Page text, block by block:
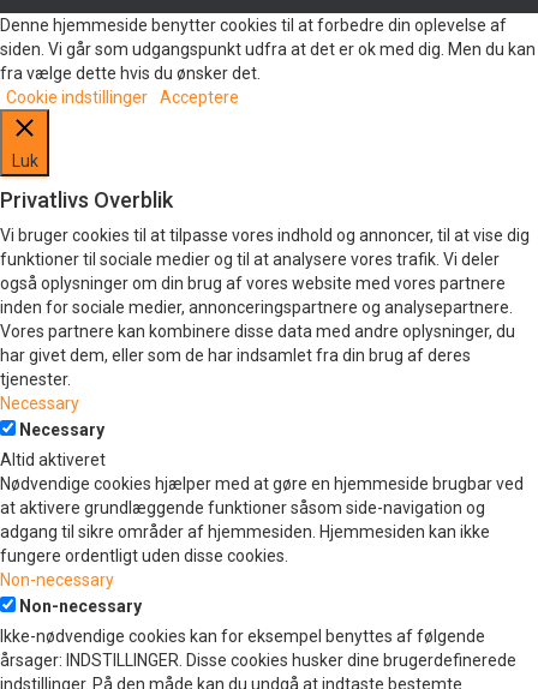
Denne hjemmeside benytter cookies til at forbedre din oplevelse af
siden. Vi går som udgangspunkt udfra at det er ok med dig. Men du kan
fra vælge dette hvis du ønsker det.
Cookie indstillinger
Acceptere
Luk
Privatlivs Overblik
Vi bruger cookies til at tilpasse vores indhold og annoncer, til at vise dig
funktioner til sociale medier og til at analysere vores trafik. Vi deler
også oplysninger om din brug af vores website med vores partnere
inden for sociale medier, annonceringspartnere og analysepartnere.
Vores partnere kan kombinere disse data med andre oplysninger, du
har givet dem, eller som de har indsamlet fra din brug af deres
tjenester.
Necessary
Necessary
Altid aktiveret
Nødvendige cookies hjælper med at gøre en hjemmeside brugbar ved
at aktivere grundlæggende funktioner såsom side-navigation og
adgang til sikre områder af hjemmesiden. Hjemmesiden kan ikke
fungere ordentligt uden disse cookies.
Non-necessary
Non-necessary
Ikke-nødvendige cookies kan for eksempel benyttes af følgende
årsager: INDSTILLINGER. Disse cookies husker dine brugerdefinerede
indstillinger. På den måde kan du undgå at indtaste bestemte